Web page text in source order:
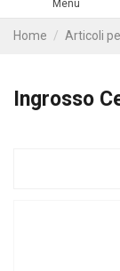
Menu
Home Articoli
Ingrosso